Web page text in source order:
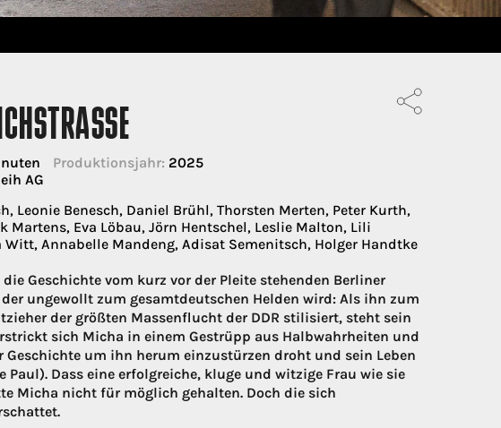
Produktionsjahr: 2025
AG
Leonie Benesch, Daniel Brühl, Thorsten Merten, Peter Kurth,
Martens, Eva Löbau, Jörn Hentschel, Leslie Malton, Lili
Annabelle Mandeng, Adisat Semenitsch, Holger Handtke
die Geschichte vom kurz vor der Pleite stehenden Berliner
ungewollt zum gesamtdeutschen Helden wird: Als ihn zum
der größten Massenflucht der DDR stilisiert, steht sein
sich Micha in einem Gestrüpp aus Halbwahrheiten und
um ihn herum einzustürzen droht und sein Leben
Dass eine erfolgreiche, kluge und witzige Frau wie sie
Micha nicht für möglich gehalten. Doch die sich